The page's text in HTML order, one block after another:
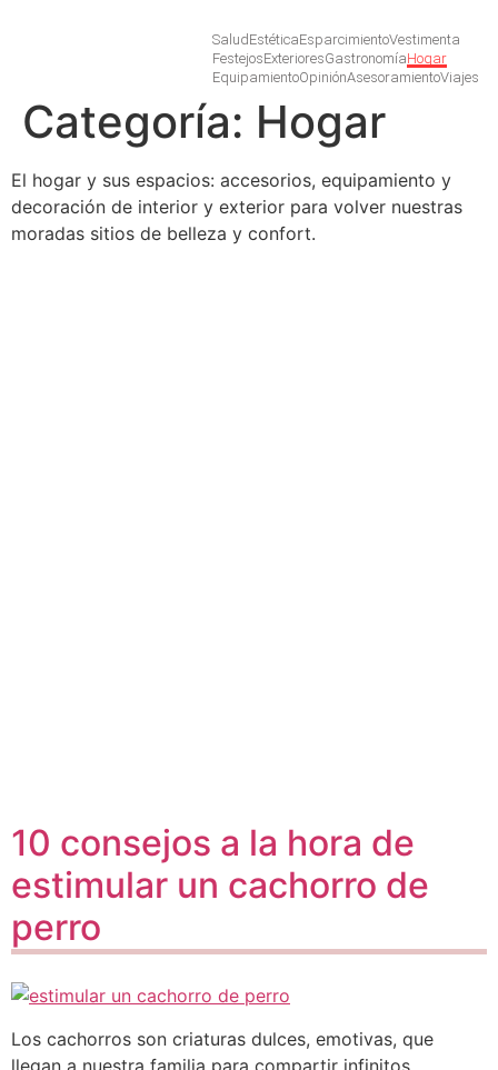
Salud EstéticaEsparcimientoVestimenta
FestejosExterioresGastronomíaHogar
EquipamientoOpiniónAsesoramientoViajes
Categoría: Hogar
El hogar y sus espacios: accesorios, equipamiento y
decoración de interior y exterior para volver nuestras
moradas sitios de belleza y confort.
10 consejos a la hora de
estimular un cachorro de
perro
Los cachorros son criaturas dulces, emotivas, que
llegan a nuestra familia para compartir infinitos